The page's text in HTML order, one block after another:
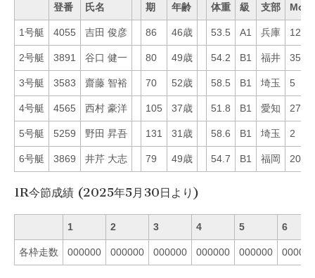
登番 氏名 期 年齢 体重 級 支部 Mo
1号艇 4055 吉田 俊彦 86 46歳 53.5 A1 兵庫 12
2号艇 3891 谷口 健一 80 49歳 54.2 B1 福井 35
3号艇 3583 齋藤 智裕 70 52歳 58.5 B1 埼玉 5
4号艇 4565 西村 豪洋 105 37歳 51.8 B1 愛知 27
5号艇 5259 野田 昇吾 131 31歳 58.6 B1 埼玉 2
6号艇 3869 井芹 大志 79 49歳 54.7 B1 福岡 20
1R今節成績 (2025年5月30日より)
1 2 3 4 5 6
各枠走数 000000 000000 000000 000000 000000 000000